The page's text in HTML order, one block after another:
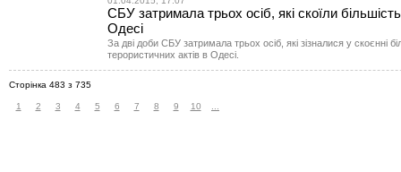
СБУ затримала трьох осіб, які скоїли
Одесі
За дві доби СБУ затримала трьох осіб, які зізналися у скоєнні
терористичних актів в Одесі.
Сторінка 483 з 735
1 2 3 4 5 6 7 8 9 10